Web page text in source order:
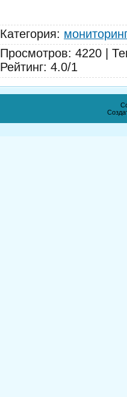
Категория:
Просмотров: 4220 |
Рейтинг: 4.0/1